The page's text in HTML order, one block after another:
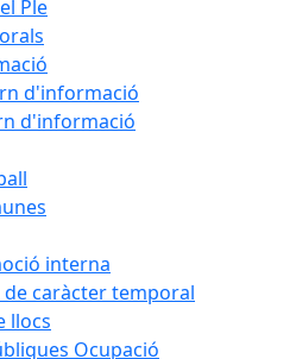
Ple
d'informació
d'informació
interna
de caràcter temporal
llocs
Ocupació